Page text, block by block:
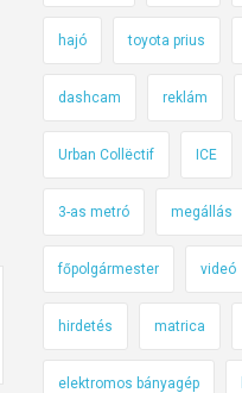
hajó toyota prius
dashcam reklám
Urban Collëctif ICE
3-as metró megállás
főpolgármester videó
hirdetés matrica
elektromos bányagép